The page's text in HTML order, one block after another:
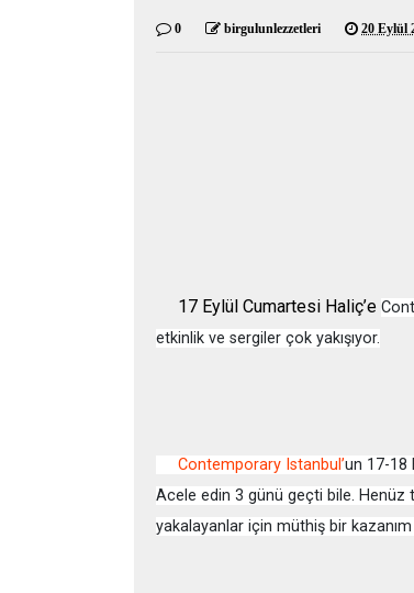
0 birgulunlezzetleri 20 Eylül
17 Eylül Cumartesi Haliç’e
etkinlik ve sergiler çok yakışıyor.
Contemporary Istanbul’un 17-18
Acele edin 3 günü geçti bile. Henüz
yakalayanlar için müthiş bir kazanım